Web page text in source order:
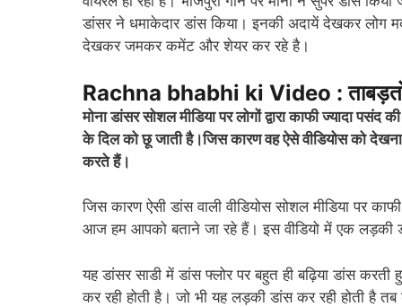
डांसर ने धमाकेदार डांस किया। इनकी अदायें देखकर लोग
देखकर जमकर कमेंट और शेयर कर रहे है।
Rachna bhabhi ki Video :
मोना डांसर सोशल मीडिया पर लोगों द्वारा काफी ज्यादा
के दिल को छू जाती है।जिस कारण वह ऐसे वीडियोस को
करते हैं।
जिस कारण ऐसी डांस वाली वीडियोस सोशल मीडिया पर
आज हम आपको बताने जा रहे हैं। इस वीडियो में एक लड़की
यह डांसर साडी में डांस फ्लोर पर बहुत ही बढ़िया डांस
कर रही होती है। जो भी यह लड़की डांस कर रही होती है